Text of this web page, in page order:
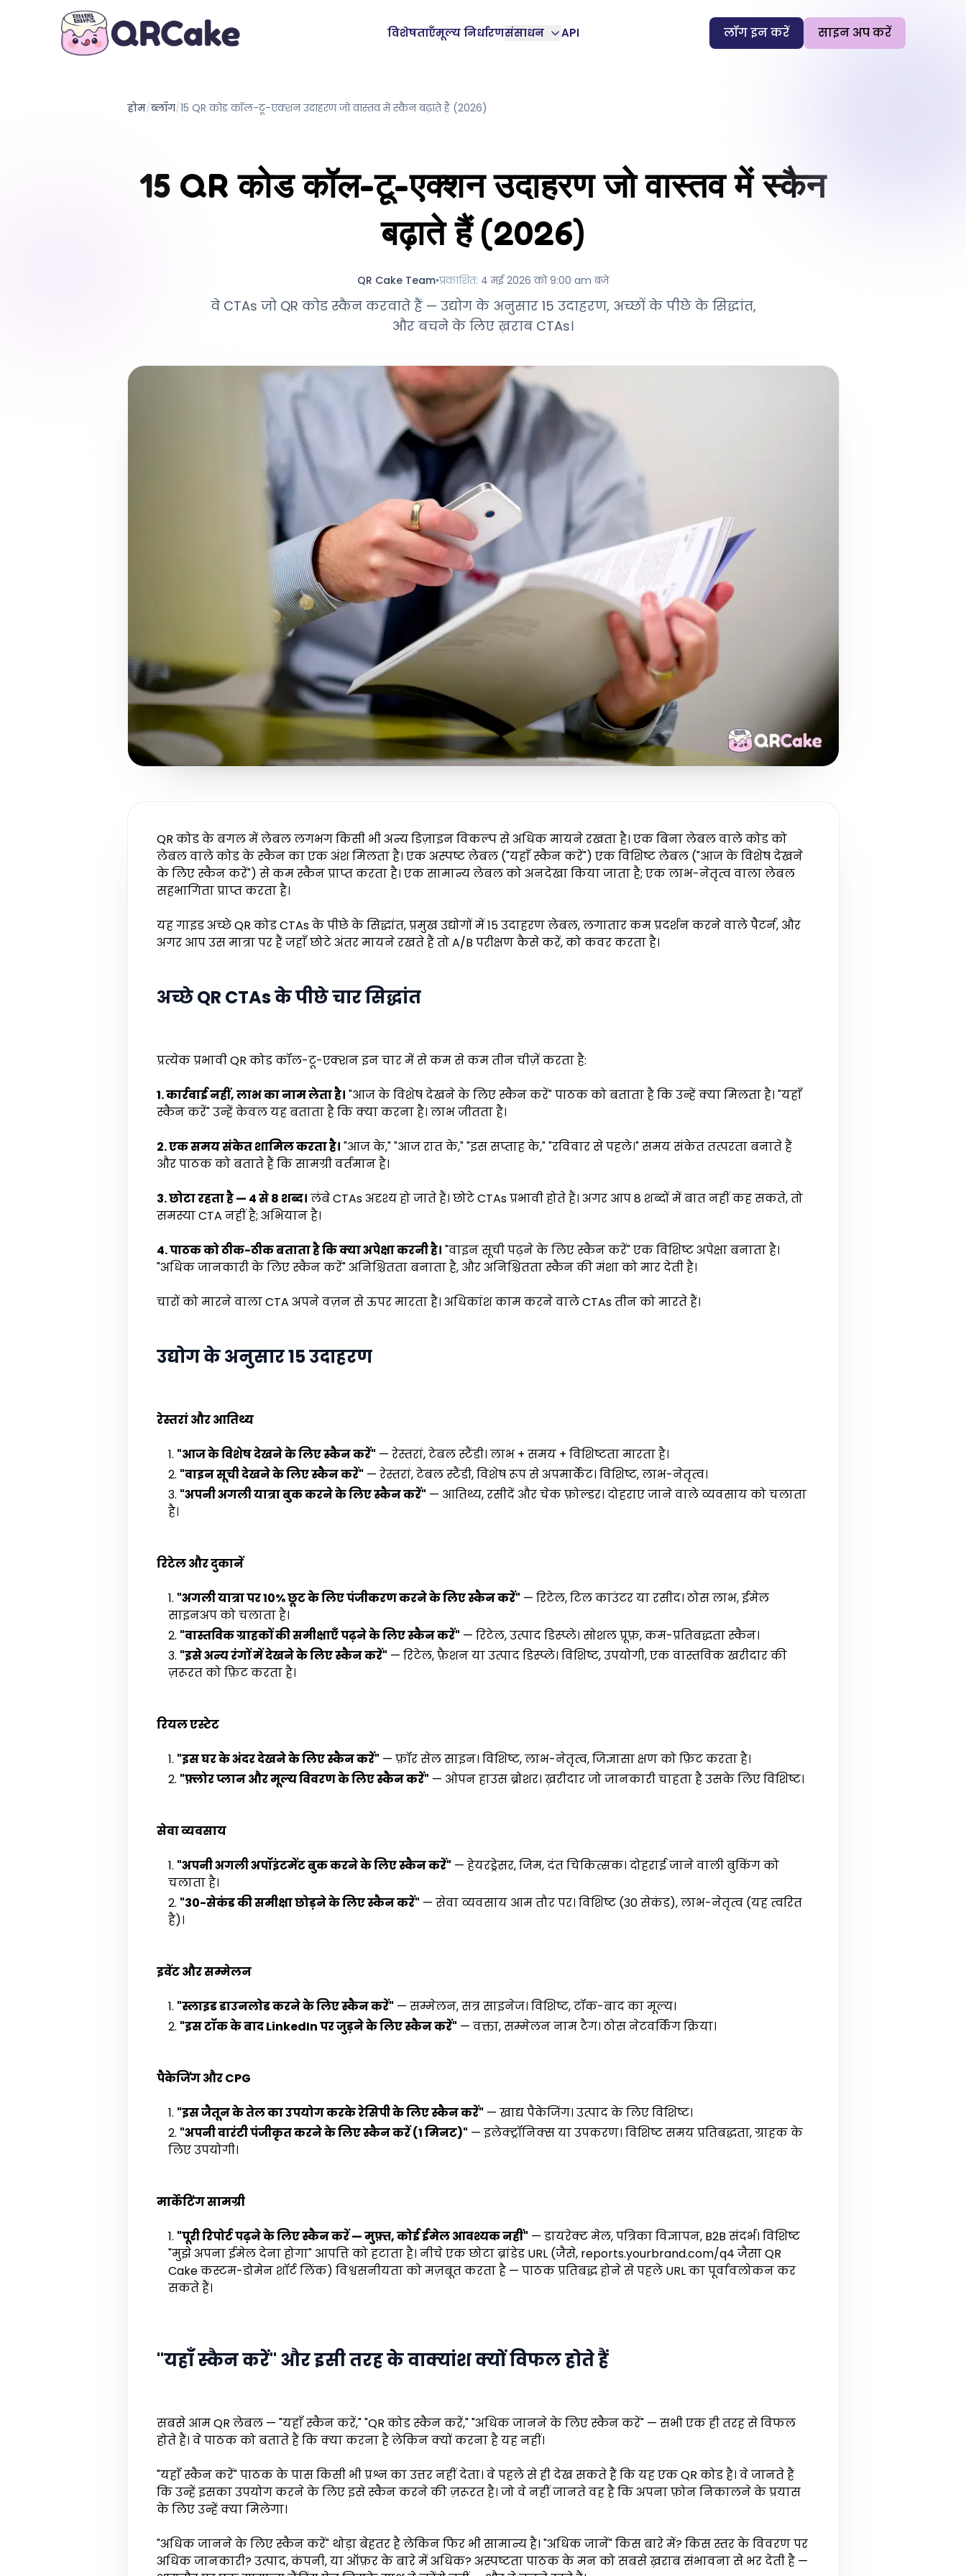
विशेषताएँमूल्य निर्धारणसंसाधन API लॉग इन करें साइन अप करें
होम/ब्लॉग/15 QR कोड कॉल-टू-एक्शन उदाहरण जो वास्तव में स्कैन बढ़ाते हैं (2026)
15 QR कोड कॉल-टू-एक्शन उदाहरण जो वास्तव में स्कैन
बढ़ाते हैं (2026)
QR Cake Team•प्रकाशित: 4 मई 2026 को 9:00 am बजे
वे CTAs जो QR कोड स्कैन करवाते हैं — उद्योग के अनुसार 15 उदाहरण, अच्छों के पीछे के सिद्धांत,
और बचने के लिए ख़राब CTAs।
QR कोड के बगल में लेबल लगभग किसी भी अन्य डिज़ाइन विकल्प से अधिक मायने रखता है। एक बिना लेबल वाले कोड को
लेबल वाले कोड के स्कैन का एक अंश मिलता है। एक अस्पष्ट लेबल ("यहाँ स्कैन करें") एक विशिष्ट लेबल ("आज के विशेष देखने
के लिए स्कैन करें") से कम स्कैन प्राप्त करता है। एक सामान्य लेबल को अनदेखा किया जाता है; एक लाभ-नेतृत्व वाला लेबल
सहभागिता प्राप्त करता है।
यह गाइड अच्छे QR कोड CTAs के पीछे के सिद्धांत, प्रमुख उद्योगों में 15 उदाहरण लेबल, लगातार कम प्रदर्शन करने वाले पैटर्न, और
अगर आप उस मात्रा पर हैं जहाँ छोटे अंतर मायने रखते हैं तो A/B परीक्षण कैसे करें, को कवर करता है।
अच्छे QR CTAs के पीछे चार सिद्धांत
प्रत्येक प्रभावी QR कोड कॉल-टू-एक्शन इन चार में से कम से कम तीन चीज़ें करता है:
1. कार्रवाई नहीं, लाभ का नाम लेता है। "आज के विशेष देखने के लिए स्कैन करें" पाठक को बताता है कि उन्हें क्या मिलता है। "यहाँ
स्कैन करें" उन्हें केवल यह बताता है कि क्या करना है। लाभ जीतता है।
2. एक समय संकेत शामिल करता है। "आज के," "आज रात के," "इस सप्ताह के," "रविवार से पहले।" समय संकेत तत्परता बनाते हैं
और पाठक को बताते हैं कि सामग्री वर्तमान है।
3. छोटा रहता है — 4 से 8 शब्द। लंबे CTAs अदृश्य हो जाते हैं। छोटे CTAs प्रभावी होते हैं। अगर आप 8 शब्दों में बात नहीं कह सकते, तो
समस्या CTA नहीं है; अभियान है।
4. पाठक को ठीक-ठीक बताता है कि क्या अपेक्षा करनी है। "वाइन सूची पढ़ने के लिए स्कैन करें" एक विशिष्ट अपेक्षा बनाता है।
"अधिक जानकारी के लिए स्कैन करें" अनिश्चितता बनाता है, और अनिश्चितता स्कैन की मंशा को मार देती है।
चारों को मारने वाला CTA अपने वज़न से ऊपर मारता है। अधिकांश काम करने वाले CTAs तीन को मारते हैं।
उद्योग के अनुसार 15 उदाहरण
रेस्तरां और आतिथ्य
"आज के विशेष देखने के लिए स्कैन करें" — रेस्तरां, टेबल स्टैंडी। लाभ + समय + विशिष्टता मारता है।
"वाइन सूची देखने के लिए स्कैन करें" — रेस्तरां, टेबल स्टैंडी, विशेष रूप से अपमार्केट। विशिष्ट, लाभ-नेतृत्व।
"अपनी अगली यात्रा बुक करने के लिए स्कैन करें" — आतिथ्य, रसीदें और चेक फ़ोल्डर। दोहराए जाने वाले व्यवसाय को चलाता
है।
रिटेल और दुकानें
"अगली यात्रा पर 10% छूट के लिए पंजीकरण करने के लिए स्कैन करें" — रिटेल, टिल काउंटर या रसीद। ठोस लाभ, ईमेल
साइनअप को चलाता है।
"वास्तविक ग्राहकों की समीक्षाएँ पढ़ने के लिए स्कैन करें" — रिटेल, उत्पाद डिस्प्ले। सोशल प्रूफ़, कम-प्रतिबद्धता स्कैन।
"इसे अन्य रंगों में देखने के लिए स्कैन करें" — रिटेल, फ़ैशन या उत्पाद डिस्प्ले। विशिष्ट, उपयोगी, एक वास्तविक खरीदार की
ज़रूरत को फ़िट करता है।
रियल एस्टेट
"इस घर के अंदर देखने के लिए स्कैन करें" — फ़ॉर सेल साइन। विशिष्ट, लाभ-नेतृत्व, जिज्ञासा क्षण को फ़िट करता है।
"फ़्लोर प्लान और मूल्य विवरण के लिए स्कैन करें" — ओपन हाउस ब्रोशर। ख़रीदार जो जानकारी चाहता है उसके लिए विशिष्ट।
सेवा व्यवसाय
"अपनी अगली अपॉइंटमेंट बुक करने के लिए स्कैन करें" — हेयरड्रेसर, जिम, दंत चिकित्सक। दोहराई जाने वाली बुकिंग को
चलाता है।
"30-सेकंड की समीक्षा छोड़ने के लिए स्कैन करें" — सेवा व्यवसाय आम तौर पर। विशिष्ट (30 सेकंड), लाभ-नेतृत्व (यह त्वरित
है)।
इवेंट और सम्मेलन
"स्लाइड डाउनलोड करने के लिए स्कैन करें" — सम्मेलन, सत्र साइनेज। विशिष्ट, टॉक-बाद का मूल्य।
"इस टॉक के बाद LinkedIn पर जुड़ने के लिए स्कैन करें" — वक्ता, सम्मेलन नाम टैग। ठोस नेटवर्किंग क्रिया।
पैकेजिंग और CPG
"इस जैतून के तेल का उपयोग करके रेसिपी के लिए स्कैन करें" — खाद्य पैकेजिंग। उत्पाद के लिए विशिष्ट।
"अपनी वारंटी पंजीकृत करने के लिए स्कैन करें (1 मिनट)" — इलेक्ट्रॉनिक्स या उपकरण। विशिष्ट समय प्रतिबद्धता, ग्राहक के
लिए उपयोगी।
मार्केटिंग सामग्री
"पूरी रिपोर्ट पढ़ने के लिए स्कैन करें — मुफ़्त, कोई ईमेल आवश्यक नहीं" — डायरेक्ट मेल, पत्रिका विज्ञापन, B2B संदर्भ। विशिष्ट
"मुझे अपना ईमेल देना होगा" आपत्ति को हटाता है। नीचे एक छोटा ब्रांडेड URL (जैसे, reports.yourbrand.com/q4 जैसा QR
Cake कस्टम-डोमेन शॉर्ट लिंक) विश्वसनीयता को मज़बूत करता है — पाठक प्रतिबद्ध होने से पहले URL का पूर्वावलोकन कर
सकते हैं।
"यहाँ स्कैन करें" और इसी तरह के वाक्यांश क्यों विफल होते हैं
सबसे आम QR लेबल — "यहाँ स्कैन करें," "QR कोड स्कैन करें," "अधिक जानने के लिए स्कैन करें" — सभी एक ही तरह से विफल
होते हैं। वे पाठक को बताते हैं कि क्या करना है लेकिन क्यों करना है यह नहीं।
"यहाँ स्कैन करें" पाठक के पास किसी भी प्रश्न का उत्तर नहीं देता। वे पहले से ही देख सकते हैं कि यह एक QR कोड है। वे जानते हैं
कि उन्हें इसका उपयोग करने के लिए इसे स्कैन करने की ज़रूरत है। जो वे नहीं जानते वह है कि अपना फ़ोन निकालने के प्रयास
के लिए उन्हें क्या मिलेगा।
"अधिक जानने के लिए स्कैन करें" थोड़ा बेहतर है लेकिन फिर भी सामान्य है। "अधिक जानें" किस बारे में? किस स्तर के विवरण पर
अधिक जानकारी? उत्पाद, कंपनी, या ऑफ़र के बारे में अधिक? अस्पष्टता पाठक के मन को सबसे ख़राब संभावना से भर देती है —